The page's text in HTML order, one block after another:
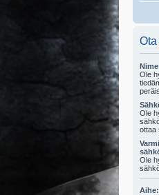
Ole
Ole
ottaa
Ole
Aihe: